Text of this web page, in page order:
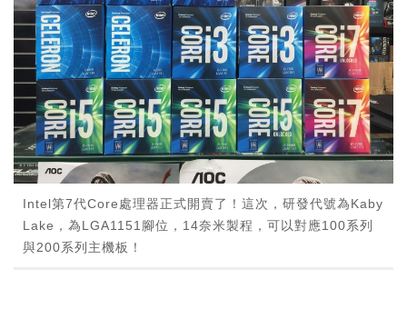
Intel第7代Core處理器正式開賣了！這次，研發代號為Kaby
Lake，為LGA1151腳位，14奈米製程，可以對應100系列
與200系列主機板！